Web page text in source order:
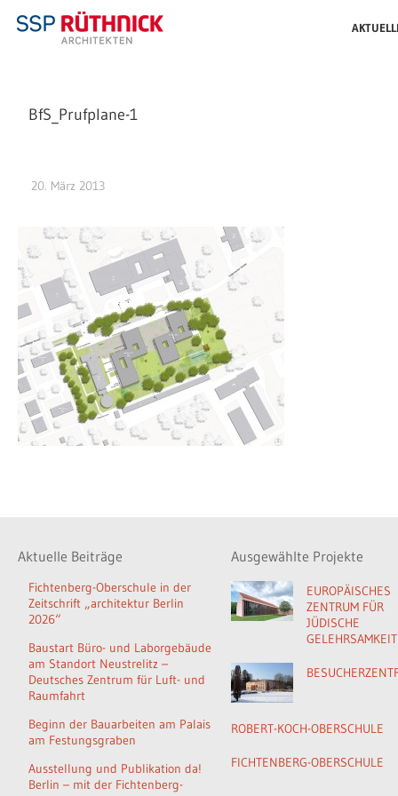
BfS_Prufplane-1
20. März 2013
Aktuelle Beiträge
Fichtenberg-Oberschule in der
Zeitschrift „architektur Berlin
2026“
Baustart Büro- und Laborgebäude
am Standort Neustrelitz –
Deutsches Zentrum für Luft- und
Raumfahrt
Beginn der Bauarbeiten am Palais
am Festungsgraben
Ausstellung und Publikation da!
Berlin – mit der Fichtenberg-
Ausgewählte Projekte
EUROPÄISCHES
ZENTRUM FÜR
JÜDISCHE
GELEHRSAMKEIT
ROBERT-KOCH-OBERSCHULE
FICHTENBERG-OBERSCHULE